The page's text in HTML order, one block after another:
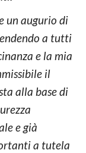
un augurio di
a tutti
e la mia
il
alla base di
e già
a tutela